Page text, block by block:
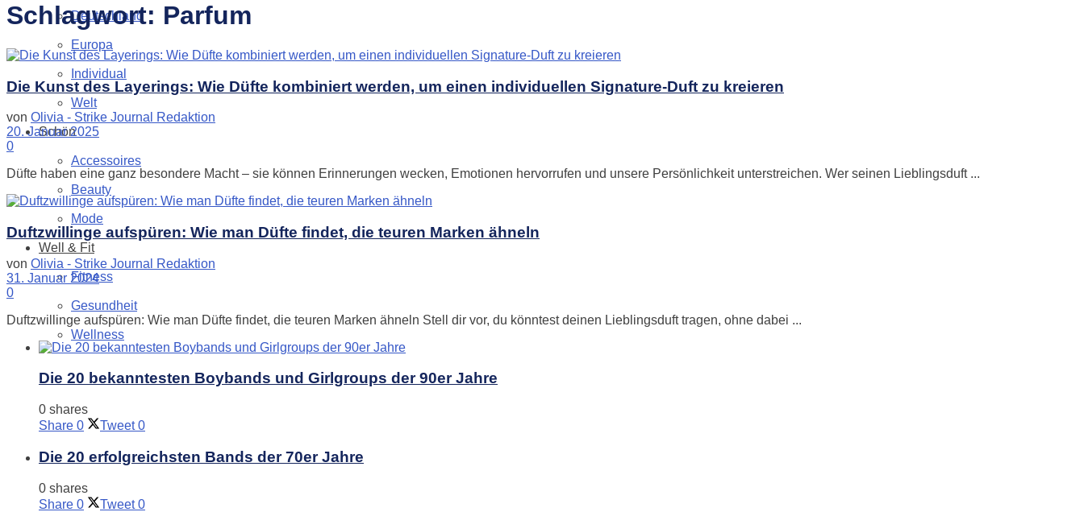
Deutschland
Europa
Individual
Welt
Schön
Accessoires
Beauty
Mode
Well & Fit
Fitness
Gesundheit
Wellness
Schlagwort: Parfum
Die Kunst des Layerings: Wie Düfte kombiniert werden, um einen individuellen Signature-Duft zu kreieren
von Olivia - Strike Journal Redaktion
20. Januar 2025
0
Düfte haben eine ganz besondere Macht – sie können Erinnerungen wecken, Emotionen hervorrufen und unsere Persönlichkeit unterstreichen. Wer seinen Lieblingsduft ...
Duftzwillinge aufspüren: Wie man Düfte findet, die teuren Marken ähneln
von Olivia - Strike Journal Redaktion
31. Januar 2024
0
Duftzwillinge aufspüren: Wie man Düfte findet, die teuren Marken ähneln Stell dir vor, du könntest deinen Lieblingsduft tragen, ohne dabei ...
Die 20 bekanntesten Boybands und Girlgroups der 90er Jahre
0 shares
Share 0 Tweet 0
Die 20 erfolgreichsten Bands der 70er Jahre
0 shares
Share 0 Tweet 0